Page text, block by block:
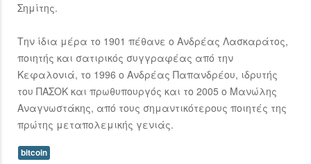
Σημίτης.
Την ίδια μέρα το 1901 πέθανε ο Ανδρέας Λασκαράτος,
ποιητής και σατιρικός συγγραφέας από την
Κεφαλονιά, το 1996 ο Ανδρέας Παπανδρέου, ιδρυτής
του ΠΑΣΟΚ και πρωθυπουργός και το 2005 ο Μανώλης
Αναγνωστάκης, από τους σημαντικότερους ποιητές της
πρώτης μεταπολεμικής γενιάς.
bitcoin